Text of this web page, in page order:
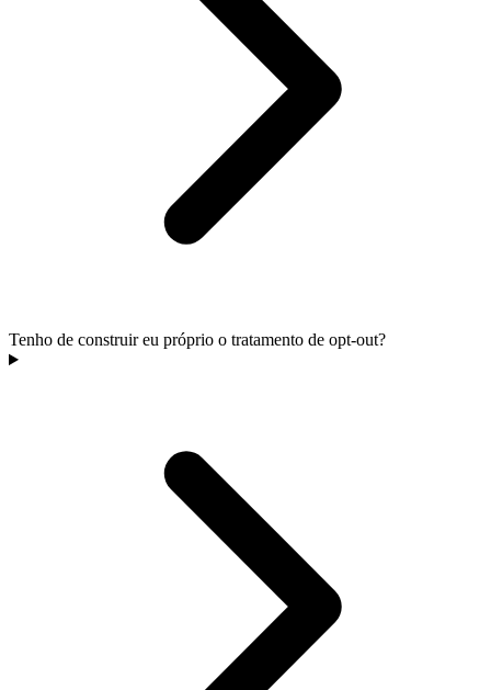
Tenho de construir eu próprio o tratamento de opt-out?